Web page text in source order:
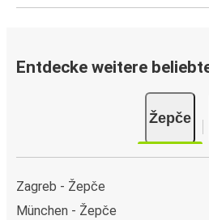
Entdecke weitere
Žepče
Zagreb - Žepče
München - Žepče